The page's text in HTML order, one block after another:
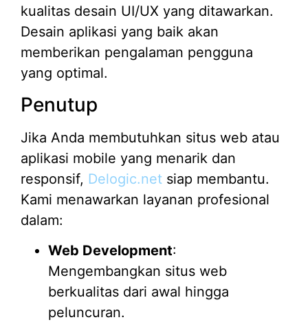
kualitas desain UI/UX yang ditawarkan.
Desain aplikasi yang baik akan
memberikan pengalaman pengguna
yang optimal.
Penutup
Jika Anda membutuhkan situs web atau
aplikasi mobile yang menarik dan
responsif, Delogic.net siap membantu.
Kami menawarkan layanan profesional
dalam:
Web Development:
Mengembangkan situs web
berkualitas dari awal hingga
peluncuran.